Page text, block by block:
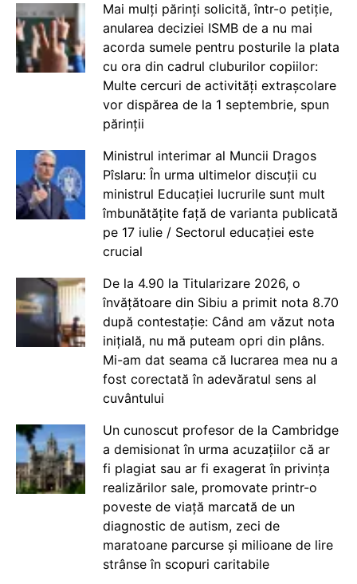
Mai mulți părinți solicită, într-o petiție,
anularea deciziei ISMB de a nu mai
acorda sumele pentru posturile la plata
cu ora din cadrul cluburilor copiilor:
Multe cercuri de activități extrașcolare
vor dispărea de la 1 septembrie, spun
părinții
Ministrul interimar al Muncii Dragos
Pîslaru: În urma ultimelor discuții cu
ministrul Educației lucrurile sunt mult
îmbunătățite față de varianta publicată
pe 17 iulie / Sectorul educației este
crucial
De la 4.90 la Titularizare 2026, o
învățătoare din Sibiu a primit nota 8.70
după contestație: Când am văzut nota
inițială, nu mă puteam opri din plâns.
Mi-am dat seama că lucrarea mea nu a
fost corectată în adevăratul sens al
cuvântului
Un cunoscut profesor de la Cambridge
a demisionat în urma acuzațiilor că ar
fi plagiat sau ar fi exagerat în privința
realizărilor sale, promovate printr-o
poveste de viață marcată de un
diagnostic de autism, zeci de
maratoane parcurse și milioane de lire
strânse în scopuri caritabile